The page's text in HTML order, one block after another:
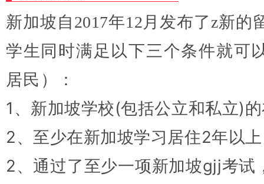
新加坡自2017年12月发布了z新的
学生同时满足以下三个条件就可
居民）：
1、新加坡学校(包括公立和私立)
2、至少在新加坡学习居住2年以
2、通过了至少一项新加坡gjj考试